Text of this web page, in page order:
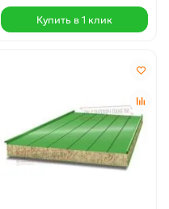
Купить в 1 клик